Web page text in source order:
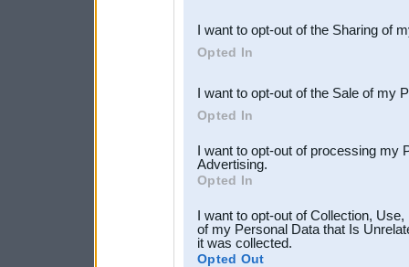
Downstream Participants
third parties.
I want to opt-out of the Sharing of
Opted In
I want to opt-out of the Sale of my
Opted In
I want to opt-out of processing my
Advertising.
Opted In
I want to opt-out of Collection,
of my Personal Data that Is
it was collected.
Opted Out